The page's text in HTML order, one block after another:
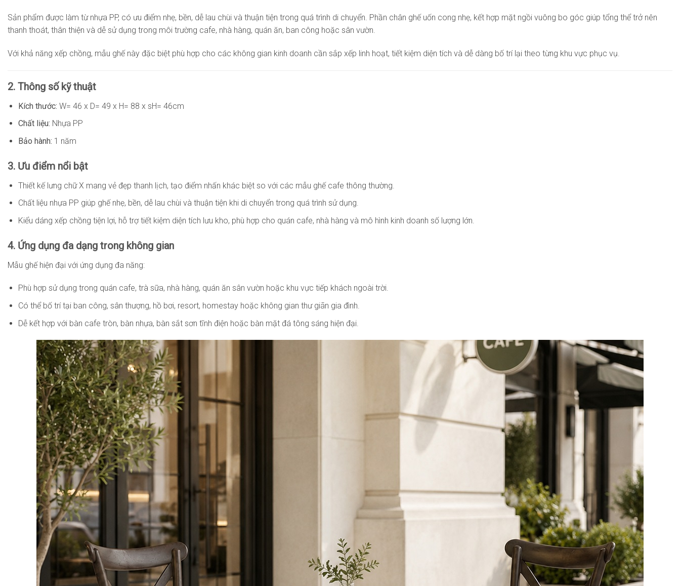
Sản phẩm được làm từ nhựa PP, có ưu điểm nhẹ, bền, dễ lau chùi và thuận tiện trong quá trình di chuyển. Phần chân ghế uốn cong nhẹ, kết hợp mặt ngồi vuông bo góc giúp tổng thể trở nên
thanh thoát, thân thiện và dễ sử dụng trong môi trường cafe, nhà hàng, quán ăn, ban công hoặc sân vườn.
Với khả năng xếp chồng, mẫu ghế này đặc biệt phù hợp cho các không gian kinh doanh cần sắp xếp linh hoạt, tiết kiệm diện tích và dễ dàng bố trí lại theo từng khu vực phục vụ.
2. Thông số kỹ thuật
Kích thước: W= 46 x D= 49 x H= 88 x sH= 46cm
Chất liệu: Nhựa PP
Bảo hành: 1 năm
3. Ưu điểm nổi bật
Thiết kế lưng chữ X mang vẻ đẹp thanh lịch, tạo điểm nhấn khác biệt so với các mẫu ghế cafe thông thường.
Chất liệu nhựa PP giúp ghế nhẹ, bền, dễ lau chùi và thuận tiện khi di chuyển trong quá trình sử dụng.
Kiểu dáng xếp chồng tiện lợi, hỗ trợ tiết kiệm diện tích lưu kho, phù hợp cho quán cafe, nhà hàng và mô hình kinh doanh số lượng lớn.
4. Ứng dụng đa dạng trong không gian
Mẫu ghế hiện đại với ứng dụng đa năng:
Phù hợp sử dụng trong quán cafe, trà sữa, nhà hàng, quán ăn sân vườn hoặc khu vực tiếp khách ngoài trời.
Có thể bố trí tại ban công, sân thượng, hồ bơi, resort, homestay hoặc không gian thư giãn gia đình.
Dễ kết hợp với bàn cafe tròn, bàn nhựa, bàn sắt sơn tĩnh điện hoặc bàn mặt đá tông sáng hiện đại.